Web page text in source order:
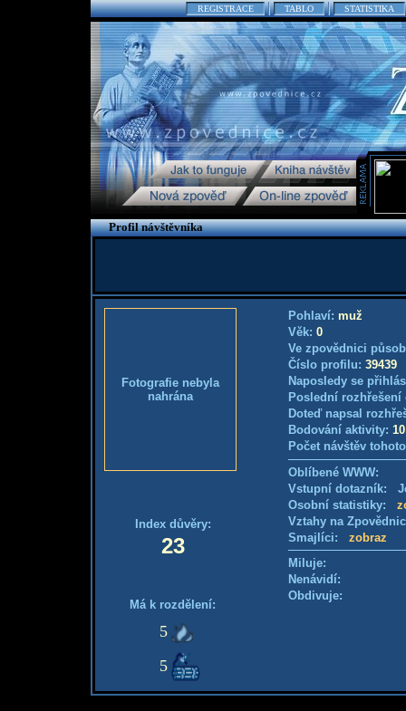
REGISTRACE TABLO STATISTIKA
Profil návštěvníka
Fotografie nebyla
nahrána
Index důvěry:
23
Má k rozdělení:
5
5
Pohlaví: muž
Věk: 0
Ve zpovědnici
Číslo profilu: 39439
Naposledy se
Poslední
Doteď napsal
Bodování aktivity:
Počet návštěv
Oblíbené WWW:
Vstupní dotazník:
Osobní statistiky:
Vztahy na
Smajlíci: zobraz
Miluje:
Nenávidí:
Obdivuje: